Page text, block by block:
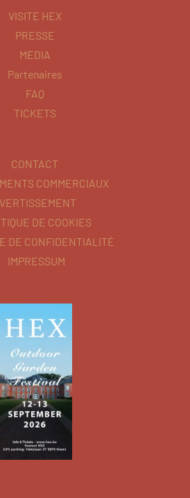
VISITE HEX
PRESSE
MEDIA
Partenaires
FAQ
TICKETS
CONTACT
COMMERCIAUX
DE COOKIES
DE CONFIDENTIALITÉ
IMPRESSUM